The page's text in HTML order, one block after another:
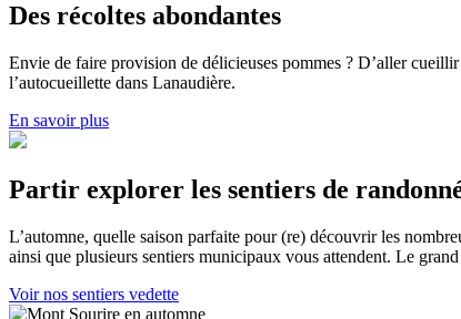
Des récoltes abondantes
Envie de faire provision de délicieuses pommes ? D’aller
l’autocueillette dans Lanaudière.
En savoir plus
Partir explorer les sentiers de
L’automne, quelle saison parfaite pour (re) découvrir les
ainsi que plusieurs sentiers municipaux vous attendent. Le
Voir nos sentiers vedette